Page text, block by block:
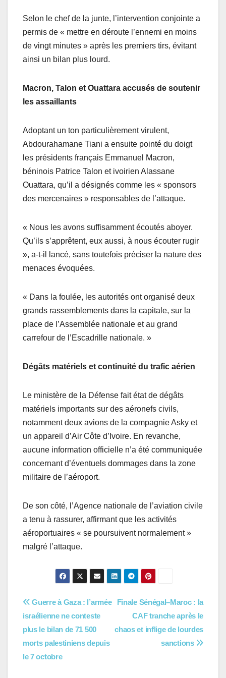
Selon le chef de la junte, l’intervention conjointe a
permis de « mettre en déroute l’ennemi en moins
de vingt minutes » après les premiers tirs, évitant
ainsi un bilan plus lourd.
Macron, Talon et Ouattara accusés de soutenir
les assaillants
Adoptant un ton particulièrement virulent,
Abdourahamane Tiani a ensuite pointé du doigt
les présidents français Emmanuel Macron,
béninois Patrice Talon et ivoirien Alassane
Ouattara, qu’il a désignés comme les « sponsors
des mercenaires » responsables de l’attaque.
« Nous les avons suffisamment écoutés aboyer.
Qu’ils s’apprêtent, eux aussi, à nous écouter rugir
», a-t-il lancé, sans toutefois préciser la nature des
menaces évoquées.
« Dans la foulée, les autorités ont organisé deux
grands rassemblements dans la capitale, sur la
place de l’Assemblée nationale et au grand
carrefour de l’Escadrille nationale. »
Dégâts matériels et continuité du trafic aérien
Le ministère de la Défense fait état de dégâts
matériels importants sur des aéronefs civils,
notamment deux avions de la compagnie Asky et
un appareil d’Air Côte d’Ivoire. En revanche,
aucune information officielle n’a été communiquée
concernant d’éventuels dommages dans la zone
militaire de l’aéroport.
De son côté, l’Agence nationale de l’aviation civile
a tenu à rassurer, affirmant que les activités
aéroportuaires « se poursuivent normalement »
malgré l’attaque.
Navigation
de
l’article
Finale Sénégal–Maroc : la
CAF tranche après le
chaos et inflige de lourdes
sanctions
Guerre à Gaza : l’armée
israélienne ne conteste
plus le bilan de 71 500
morts palestiniens depuis
le 7 octobre